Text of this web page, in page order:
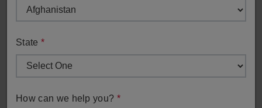
pomoc s dotazy týkajícími se prodeje.
State *
How can we help you? *